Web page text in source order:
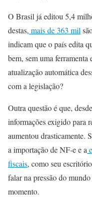
O Brasil já editou 5,4
destas, mais de 363 mil
indicam que o país edita
bem, sem uma
atualização automática
com a legislação?
Outra questão é que,
informações exigido para
aumentou drasticamente.
a importação de NF-e e a
fiscais, como seu
falar na pressão do
momento.